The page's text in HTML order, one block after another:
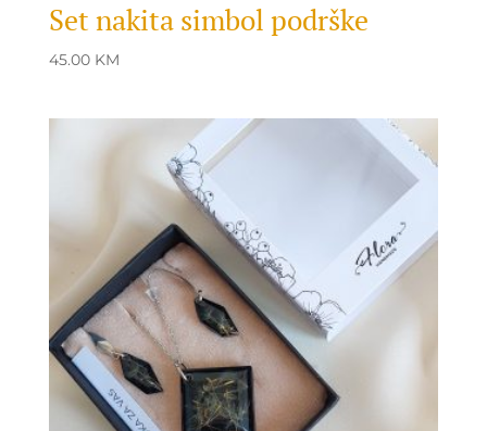
Set nakita simbol podrške
45.00 KM